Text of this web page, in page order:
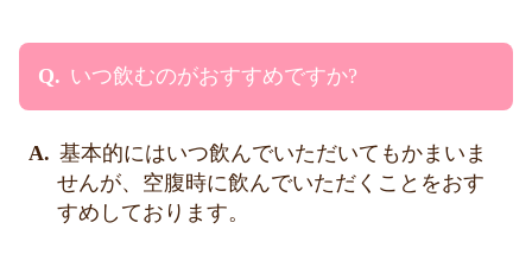
いつ飲むのがおすすめですか?
基本的にはいつ飲んでいただいてもかまいま
せんが、空腹時に飲んでいただくことをおす
すめしております。